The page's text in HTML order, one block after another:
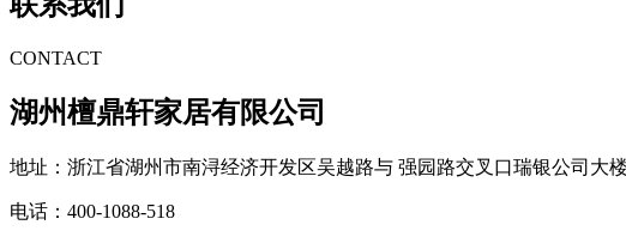
CONTACT
湖州檀鼎轩家居有限公司
地址：浙江省湖州市南浔经济开发区吴越路与 强园路交叉口瑞银公司大楼
电话：400-1088-518